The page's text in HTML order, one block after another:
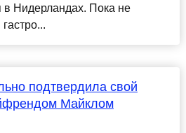
в Нидерландах. Пока не
подтвердила свой
Майклом